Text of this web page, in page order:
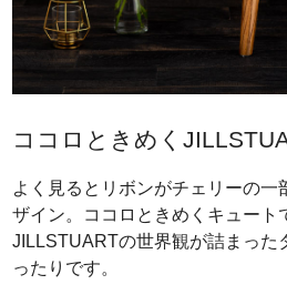
ココロときめく
よく見るとリボンがチェリーの一
ザイン。ココロときめくキュート
JILLSTUARTの世界観が詰まった
ったりです。